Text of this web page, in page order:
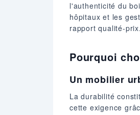
l'authenticité du
hôpitaux et les
rapport qualité-prix.
Pourquoi
Un mobilier
La durabilité
cette exigence